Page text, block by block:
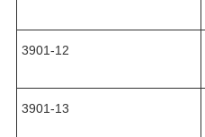
3901-12
3901-13